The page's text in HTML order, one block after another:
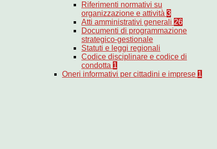
Riferimenti normativi su
organizzazione e attività 3
Atti amministrativi generali 26
Documenti di programmazione
strategico-gestionale
Statuti e leggi regionali
Codice disciplinare e codice di
condotta 1
Oneri informativi per cittadini e imprese 1